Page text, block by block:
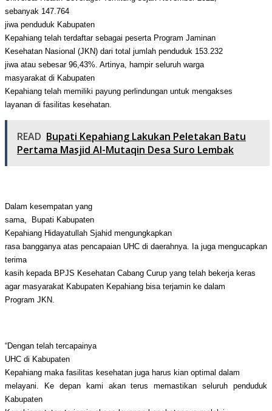
sebanyak 147.764
jiwa penduduk Kabupaten
Kepahiang telah terdaftar sebagai peserta Program Jaminan
Kesehatan Nasional (JKN) dari total jumlah penduduk 153.232
jiwa atau sebesar 96,43% . Artinya, hampir seluruh warga
masyarakat di Kabupaten
Kepahiang telah memiliki payung perlindungan untuk mengakses
layanan di fasilitas kesehatan.
READ Bupati Kepahiang Lakukan Peletakan Batu
Pertama Masjid Al-Mutaqin Desa Suro Lembak
Dalam kesempatan yang
sama,
Bupati Kabupaten
Kepahiang Hidayatullah Sjahid mengungkapkan
rasa bangganya atas pencapaian UHC di daerahnya. Ia juga mengucapkan
terima
kasih kepada BPJS Kesehatan Cabang Curup yang telah bekerja keras
agar masyarakat Kabupaten Kepahiang bisa terjamin ke dalam
Program JKN.
“Dengan telah tercapainya
UHC di Kabupaten
Kepahiang maka fasilitas kesehatan juga harus kian optimal dalam
melayani. Ke depan kami akan terus memastikan seluruh penduduk
Kabupaten